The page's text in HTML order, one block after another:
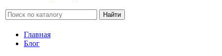
Найти
Главная
Блог